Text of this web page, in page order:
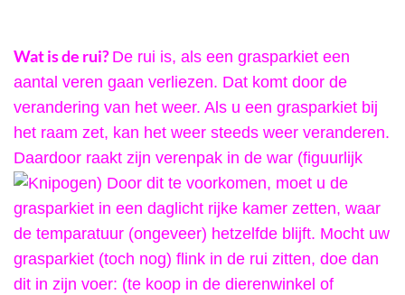
Wat is de rui? De rui is, als een grasparkiet een
aantal veren gaan verliezen. Dat komt door de
verandering van het weer. Als u een grasparkiet bij
het raam zet, kan het weer steeds weer veranderen.
Daardoor raakt zijn verenpak in de war (figuurlijk
) Door dit te voorkomen, moet u de
grasparkiet in een daglicht rijke kamer zetten, waar
de temparatuur (ongeveer) hetzelfde blijft. Mocht uw
grasparkiet (toch nog) flink in de rui zitten, doe dan
dit in zijn voer: (te koop in de dierenwinkel of